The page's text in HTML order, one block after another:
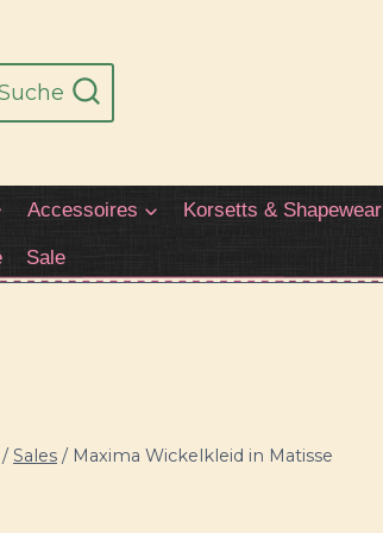
Accessoires Korsetts & Shapewear
Sale
/ Sales / Maxima Wickelkleid in Matisse